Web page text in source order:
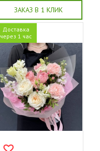
ЗАКАЗ В 1 КЛИК
Доставка
через 1 час